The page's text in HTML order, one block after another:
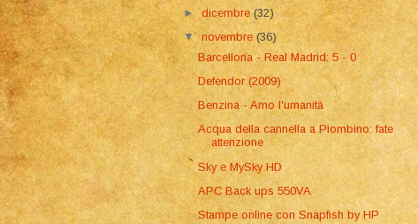
►dicembre(32)
▼novembre(36)
Barcellona - Real Madrid: 5 - 0
Defendor (2009)
Benzina - Amo l'umanità
Acqua della cannella a Piombino: fate
attenzione
Sky e MySky HD
APC Back ups 550VA
Stampe online con Snapfish by HP